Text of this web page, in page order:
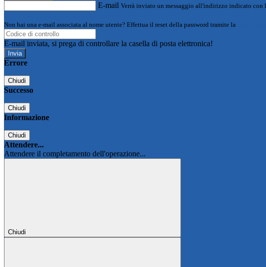
E-mail Verrà inviato un messaggio all'indirizzo indicato con
Non hai una e-mail associata al nome utente? Effettua il reset della password tramite la
E-mail inviata, si prega di controllare la casella di posta elettronica!
Errore
Chiudi
Successo
Chiudi
Informazione
Chiudi
Attendere...
Attendere il completamento dell'operazione...
Chiudi